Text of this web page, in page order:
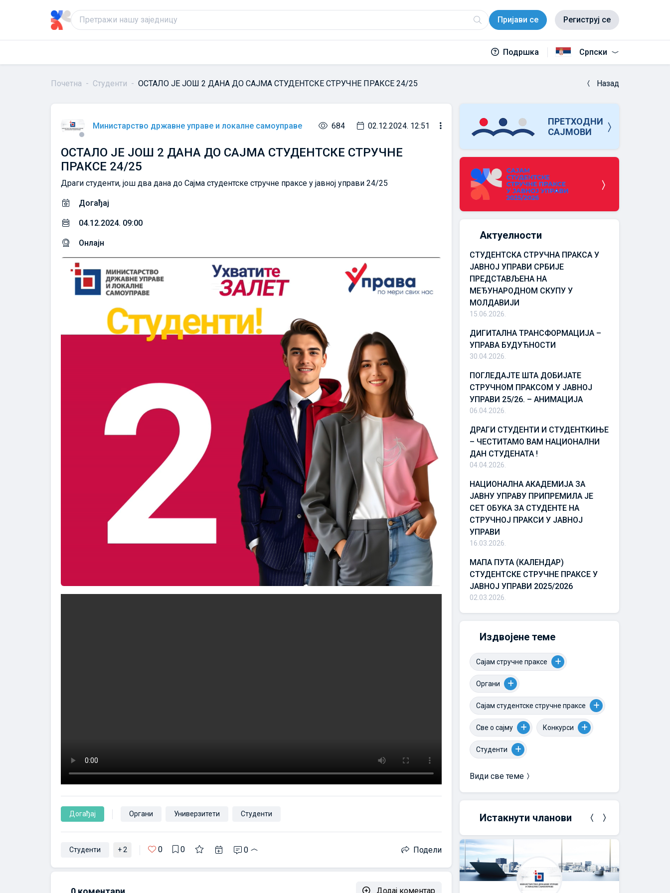
Пријави се Региструј се
Подршка Српски
Почетна Студенти ОСТАЛО ЈЕ ЈОШ 2 ДАНА ДО САЈМА СТУДЕНТСКЕ СТРУЧНЕ ПРАКСЕ 24/25 Назад
Министарство државне управе и локалне самоуправе 684 02.12.2024. 12:51
ОСТАЛО ЈЕ ЈОШ 2 ДАНА ДО САЈМА СТУДЕНТСКЕ СТРУЧНЕ
ПРАКСЕ 24/25
Драги студенти, још два дана до Сајма студентске стручне праксе у јавној управи 24/25
Догађај
04.12.2024. 09:00
Онлајн
Догађај Органи Универзитети Студенти
Студенти + 2 0 0 0 Подели
Додај коментар
ПРЕТХОДНИ
САЈМОВИ
Актуелности
СТУДЕНТСКА СТРУЧНА ПРАКСА У
ЈАВНОЈ УПРАВИ СРБИЈЕ
ПРЕДСТАВЉЕНА НА
МЕЂУНАРОДНОМ СКУПУ У
МОЛДАВИЈИ
15.06.2026.
ДИГИТАЛНА ТРАНСФОРМАЦИЈА –
УПРАВА БУДУЋНОСТИ
30.04.2026.
ПОГЛЕДАЈТЕ ШТА ДОБИЈАТЕ
СТРУЧНОМ ПРАКСОМ У ЈАВНОЈ
УПРАВИ 25/26. – АНИМАЦИЈА
06.04.2026.
ДРАГИ СТУДЕНТИ И СТУДЕНТКИЊЕ
– ЧЕСТИТАМО ВАМ НАЦИОНАЛНИ
ДАН СТУДЕНАТА !
04.04.2026.
НАЦИОНАЛНА АКАДЕМИЈА ЗА
ЈАВНУ УПРАВУ ПРИПРЕМИЛА ЈЕ
СЕТ ОБУКА ЗА СТУДЕНТЕ НА
СТРУЧНОЈ ПРАКСИ У ЈАВНОЈ
УПРАВИ
16.03.2026.
МАПА ПУТА (КАЛЕНДАР)
СТУДЕНТСКЕ СТРУЧНЕ ПРАКСЕ У
ЈАВНОЈ УПРАВИ 2025/2026
02.03.2026.
Издвојене теме
Сајам стручне праксе
Органи
Сајам студентске стручне праксе
Све о сајму Конкурси
Студенти
Види све теме
Истакнути чланови